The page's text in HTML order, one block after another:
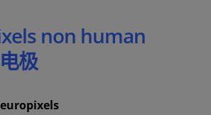
non human
极